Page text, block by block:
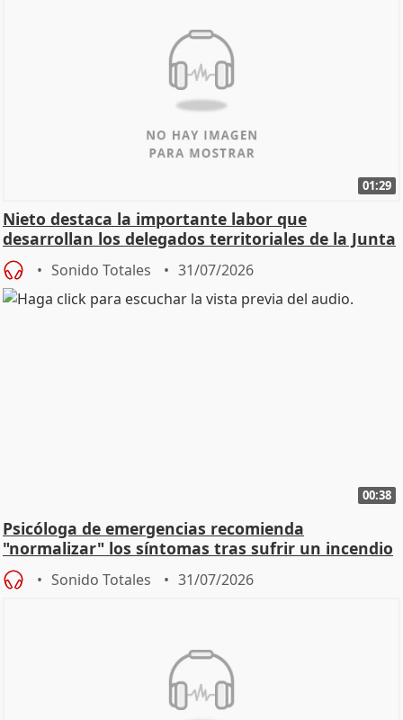
01:29
Nieto destaca la importante labor que
desarrollan los delegados territoriales de la Junta
Sonido Totales 31/07/2026
00:38
Psicóloga de emergencias recomienda
"normalizar" los síntomas tras sufrir un incendio
Sonido Totales 31/07/2026